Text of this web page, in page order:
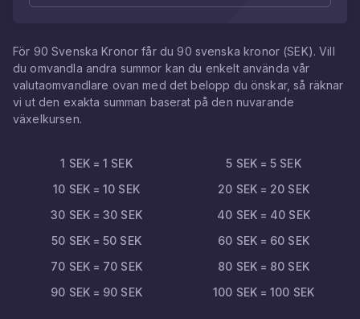
För 90 Svenska Kronor får du90 svenska kronor(SEK). Vill
du omvandla andra summor kan du enkelt använda vår
valutaomvandlare ovan med det belopp du önskar, så räknar
vi ut den exakta summan baserat på den nuvarande
växelkursen.
1 SEK=1 SEK 5 SEK=5 SEK
10 SEK=10 SEK 20 SEK= 20 SEK
30 SEK=30 SEK 40 SEK= 40 SEK
50 SEK=50 SEK 60 SEK= 60 SEK
70 SEK= 70 SEK 80 SEK= 80 SEK
90 SEK= 90 SEK 100 SEK=100 SEK